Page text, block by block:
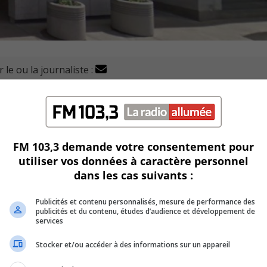
le ou la journaliste :
pour une résidence unifamiliale moyenne, pour une
des immobilisations (PTI) 2022-2023-2024.
des investissements de plus de 16 M$ lors de l’année à
la rue Décarie et du boulevard Saint-Joseph.
FM 103,3 demande votre consentement pour
utiliser vos données à caractère personnel
dans les cas suivants :
Publicités et contenu personnalisés, mesure de performance des
publicités et du contenu, études d’audience et développement de
services
Stocker et/ou accéder à des informations sur un appareil